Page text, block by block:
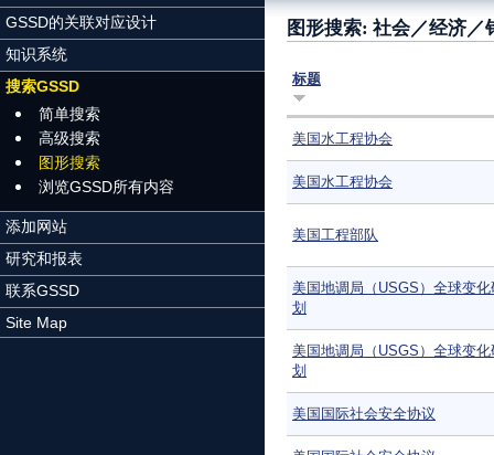
GSSD的关联对应设计
知识系统
搜索GSSD
简单搜索
高级搜索
图形搜索
浏览GSSD所有内容
添加网站
研究和报表
联系GSSD
Site Map
图形搜索: 社会／经济／
标题
美国水工程协会
美国水工程协会
美国工程部队
美国地调局（USGS）全球变化
划
美国地调局（USGS）全球变化
划
美国国际社会安全协议